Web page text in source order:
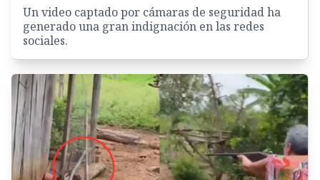
Un video captado por cámaras de seguridad ha
generado una gran indignación en las redes
sociales.